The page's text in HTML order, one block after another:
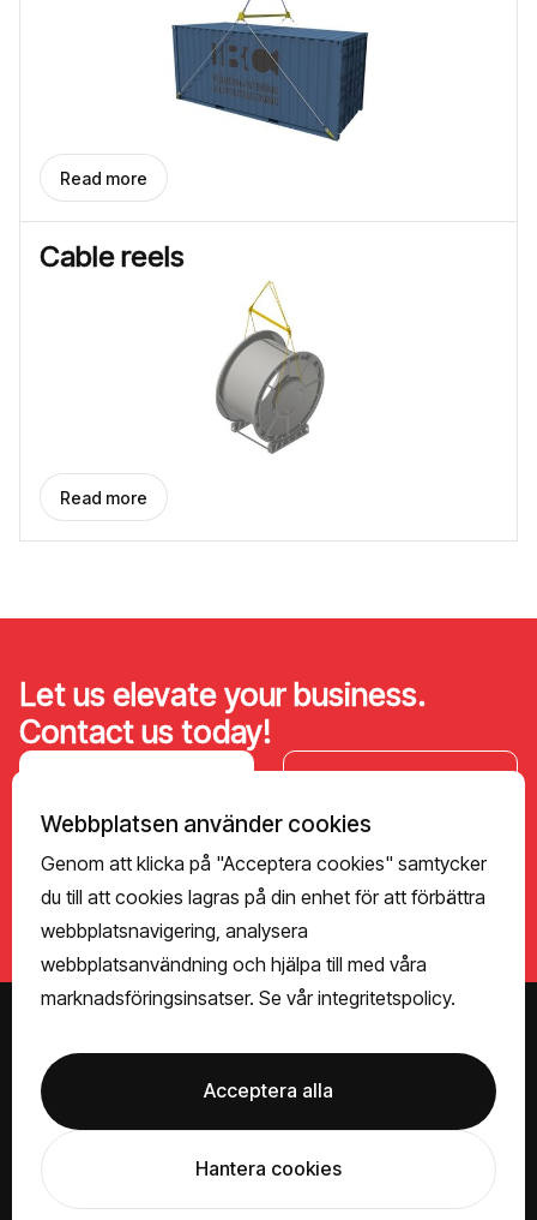
Read more
Cable reels
Read more
Let us elevate your business.
Contact us today!
↗
person
↗
Visit us
Servicevägen 26
311 32 Falkenberg
Find us here ↗
Webbplatsen använder cookies
Genom att klicka på "Acceptera cookies" samtycker
du till att cookies lagras på din enhet för att förbättra
webbplatsnavigering, analysera
webbplatsanvändning och hjälpa till med våra
marknadsföringsinsatser. Se vårintegritetspolicy.
Acceptera alla
Hantera cookies